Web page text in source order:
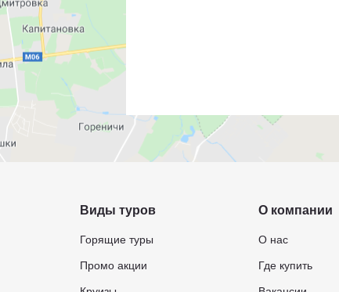
Виды туров
Горящие туры
Промо акции
О компании
О нас
Где купить